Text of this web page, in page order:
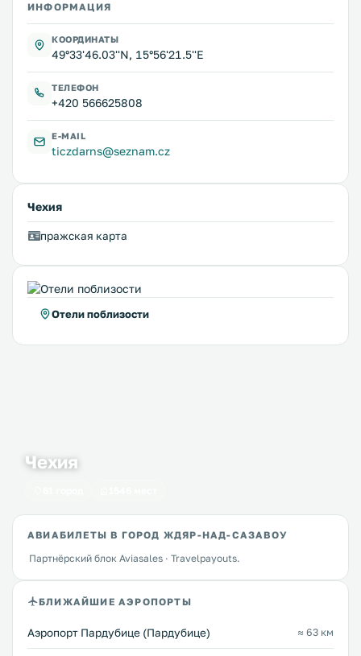
ИНФОРМАЦИЯ
КООРДИНАТЫ
49°33'46.03''N, 15°56'21.5''E
ТЕЛЕФОН
+420 566625808
E-MAIL
ticzdarns@seznam.cz
Чехия
пражская карта
Отели поблизости
Чехия
АВИАБИЛЕТЫ В ГОРОД ЖДЯР-НАД-САЗАВОУ
Партнёрский блок Aviasales · Travelpayouts.
БЛИЖАЙШИЕ АЭРОПОРТЫ
Аэропорт Пардубице (Пардубице) ≈ 63 км